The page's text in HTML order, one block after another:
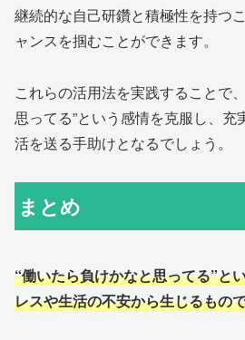
継続的な自己研鑽と積極性を持つ
ャンスを掴むことができます。
これらの活用法を実践することで
思ってる”という感情を克服し、充
活を送る手助けとなるでしょう。
まとめ
“働いたら負けかなと思ってる”と
レスや生活の不安から生じるもの